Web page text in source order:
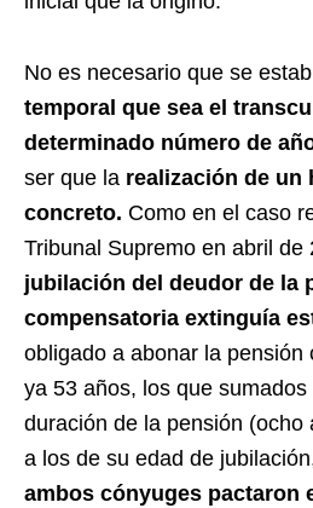
No es necesario que se
temporal que sea el
determinado número de
ser que la realización de un
concreto. Como en el caso
Tribunal Supremo en abril de
jubilación del deudor de la
compensatoria extinguía
obligado a abonar la pensión
ya 53 años, los que
duración de la pensión (ocho
a los de su edad de
ambos cónyuges pactaron